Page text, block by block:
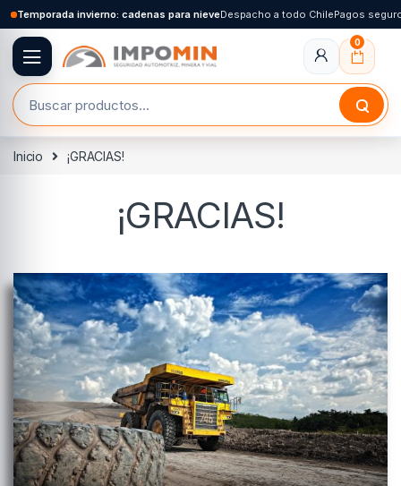
Skip to navigation
Skip to content
Temporada invierno: cadenas para nieveDespacho a todo ChilePagos
0
Buscar por:
Inicio ¡GRACIAS!
¡GRACIAS!